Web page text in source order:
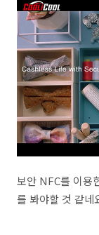
보안 NFC를 이용
를 봐야할 것 같네